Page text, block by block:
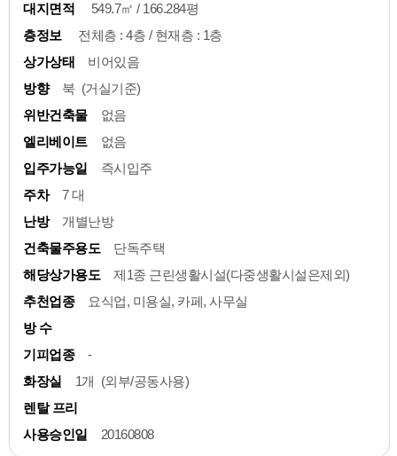
대지면적
549.7㎡ / 166.284평
층정보
전체층 : 4층 / 현재층 : 1층
상가상태
비어있음
방향
북 (거실기준)
위반건축물
없음
엘리베이트
없음
입주가능일
즉시입주
주차
7 대
난방
개별난방
건축물주용도
단독주택
해당상가용도
제1종 근린생활시설(다중생활시설은제외)
추천업종
요식업, 미용실, 카페, 사무실
방 수
기피업종
-
화장실
1개 (외부/공동사용)
렌탈 프리
사용승인일
20160808